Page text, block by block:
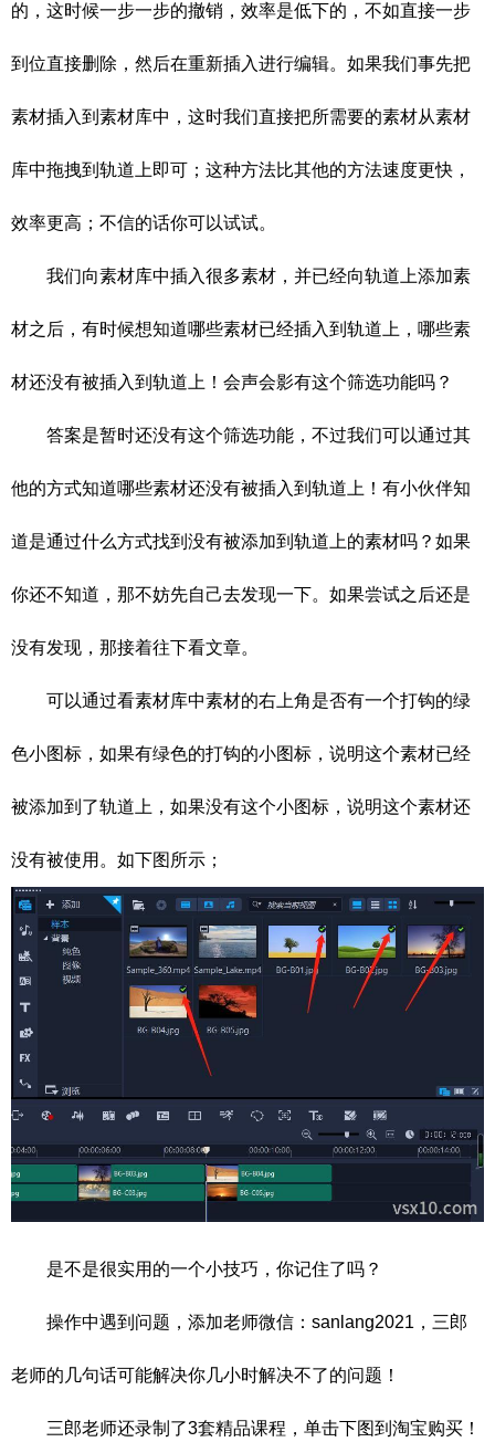
的，这时候一步一步的撤销，效率是低下的，不如直接一步
到位直接删除，然后在重新插入进行编辑。如果我们事先把
素材插入到素材库中，这时我们直接把所需要的素材从素材
库中拖拽到轨道上即可；这种方法比其他的方法速度更快，
效率更高；不信的话你可以试试。
我们向素材库中插入很多素材，并已经向轨道上添加素
材之后，有时候想知道哪些素材已经插入到轨道上，哪些素
材还没有被插入到轨道上！会声会影有这个筛选功能吗？
答案是暂时还没有这个筛选功能，不过我们可以通过其
他的方式知道哪些素材还没有被插入到轨道上！有小伙伴知
道是通过什么方式找到没有被添加到轨道上的素材吗？如果
你还不知道，那不妨先自己去发现一下。如果尝试之后还是
没有发现，那接着往下看文章。
可以通过看素材库中素材的右上角是否有一个打钩的绿
色小图标，如果有绿色的打钩的小图标，说明这个素材已经
被添加到了轨道上，如果没有这个小图标，说明这个素材还
没有被使用。如下图所示；
是不是很实用的一个小技巧，你记住了吗？
操作中遇到问题，添加老师微信：sanlang2021，三郎
老师的几句话可能解决你几小时解决不了的问题！
三郎老师还录制了3套精品课程，单击下图到淘宝购买！